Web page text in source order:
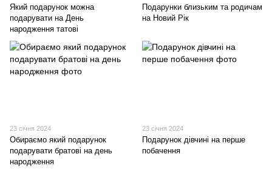
Який подарунок можна
подарувати на День
народження татові
Подарунки близьким та родичам
на Новий Рік
23 січня 2024
Обираємо який подарунок
подарувати братові на день
народження
23 січня 2024
Подарунок дівчині на перше
побачення